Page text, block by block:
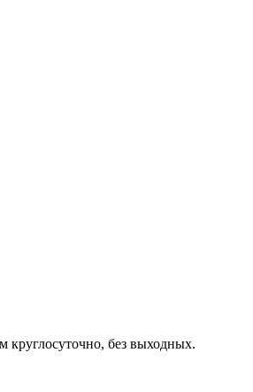
круглосуточно, без выходных.